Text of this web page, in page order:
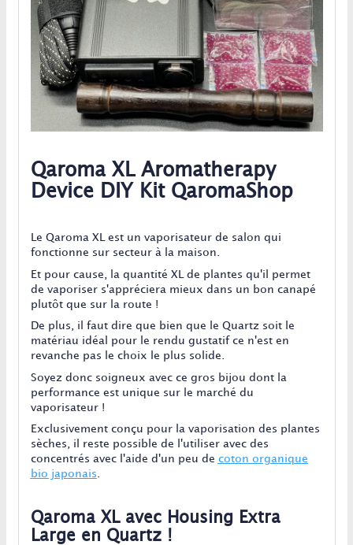
Qaroma XL Aromatherapy
Device DIY Kit QaromaShop
Le Qaroma XL est un vaporisateur de salon qui
fonctionne sur secteur à la maison.
Et pour cause, la quantité XL de plantes qu'il permet
de vaporiser s'appréciera mieux dans un bon canapé
plutôt que sur la route !
De plus, il faut dire que bien que le Quartz soit le
matériau idéal pour le rendu gustatif ce n'est en
revanche pas le choix le plus solide.
Soyez donc soigneux avec ce gros bijou dont la
performance est unique sur le marché du
vaporisateur !
Exclusivement conçu pour la vaporisation des plantes
sèches, il reste possible de l'utiliser avec des
concentrés avec l'aide d'un peu de coton organique
bio japonais
Qaroma XL avec Housing Extra
Large en Quartz !